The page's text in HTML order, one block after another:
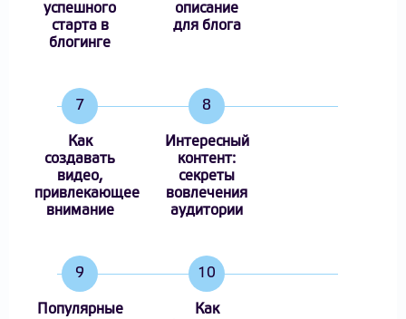
успешного
старта в
блогинге
описание
для блога
7
Как
создавать
видео,
привлекающее
внимание
8
Интересный
контент:
секреты
вовлечения
аудитории
9
Популярные
10
Как